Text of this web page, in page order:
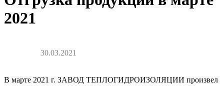
2021
30.03.2021
В марте 2021 г. ЗАВОД ТЕПЛОГИДРОИЗОЛЯЦИИ произвел